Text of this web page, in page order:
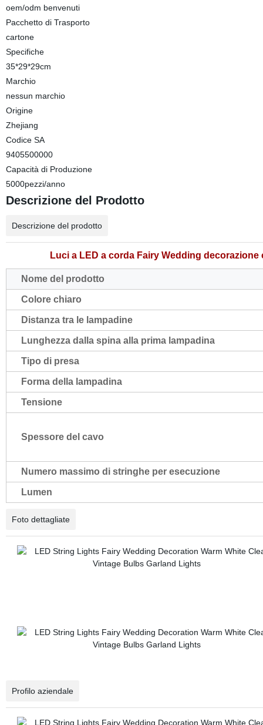
oem/odm benvenuti
Pacchetto di Trasporto
cartone
Specifiche
35*29*29cm
Marchio
nessun marchio
Origine
Zhejiang
Codice SA
9405500000
Capacità di Produzione
5000pezzi/anno
Descrizione del Prodotto
Descrizione del prodotto
Luci a LED a corda Fairy Wedding
Nome del prodotto
Colore chiaro
Distanza tra le lampadine
Lunghezza dalla spina alla prima lampadina
Tipo di presa
Forma della lampadina
Tensione
Spessore del cavo
Numero massimo di stringhe per esecuzione
Lumen
Foto dettagliate
Profilo aziendale